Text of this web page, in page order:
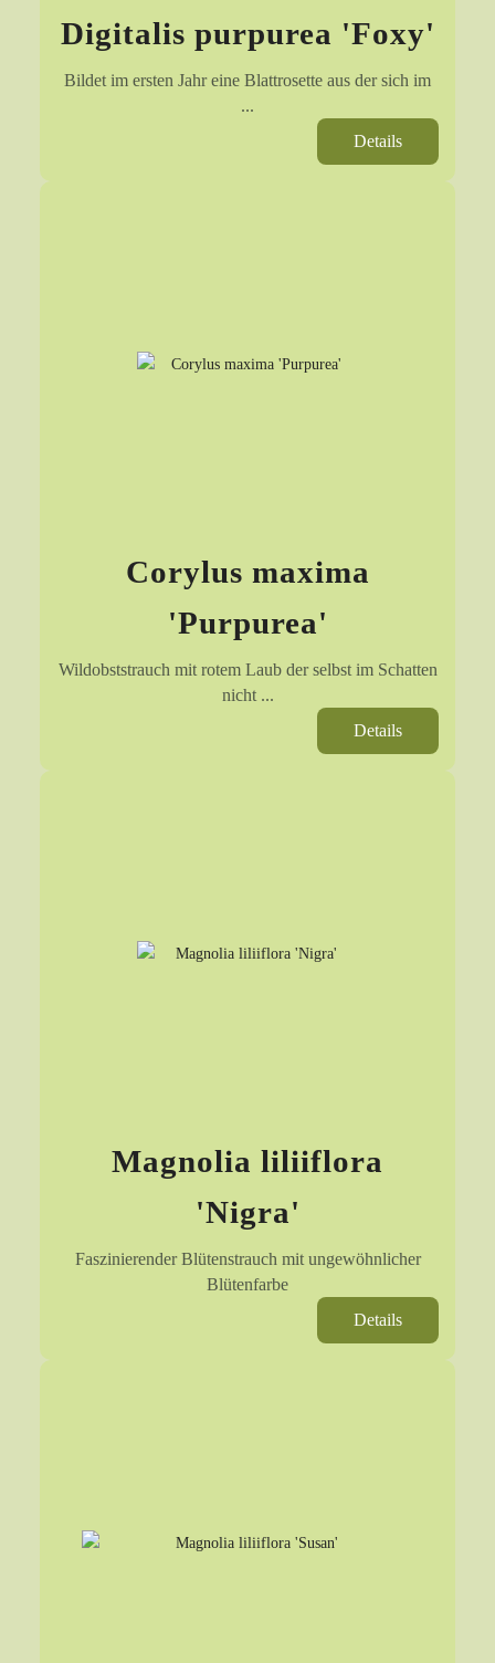
Digitalis purpurea 'Foxy'
Bildet im ersten Jahr eine Blattrosette aus der sich im
...
Details
Corylus maxima
'Purpurea'
Wildobststrauch mit rotem Laub der selbst im Schatten
nicht ...
Details
Magnolia liliiflora
'Nigra'
Faszinierender Blütenstrauch mit ungewöhnlicher
Blütenfarbe
Details